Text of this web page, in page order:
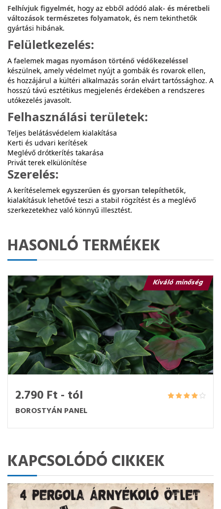
Felhívjuk figyelmét, hogy az ebből adódó alak- és méretbeli
változások természetes folyamatok, és nem tekinthetők
gyártási hibának.
Felületkezelés:
A faelemek magas nyomáson történő védőkezeléssel
készülnek, amely védelmet nyújt a gombák és rovarok ellen,
és hozzájárul a kültéri alkalmazás során elvárt tartóssághoz. A
hosszú távú esztétikus megjelenés érdekében a rendszeres
utókezelés javasolt.
Felhasználási területek:
Teljes belátásvédelem kialakítása
Kerti és udvari kerítések
Meglévő drótkerítés takarása
Privát terek elkülönítése
Szerelés:
A kerítéselemek egyszerűen és gyorsan telepíthetők,
kialakításuk lehetővé teszi a stabil rögzítést és a meglévő
szerkezetekhez való könnyű illesztést.
HASONLÓ TERMÉKEK
Kiváló minőség
2.790 Ft - tól
BOROSTYÁN PANEL
KAPCSOLÓDÓ CIKKEK